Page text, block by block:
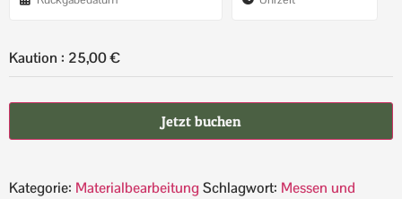
Kaution : 25,00€
Jetzt buchen
Kategorie: Materialbearbeitung Schlagwort: Messen und